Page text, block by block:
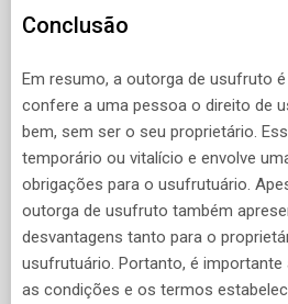
Conclusão
Em resumo, a outorga de usufruto
confere a uma pessoa o direito de
bem, sem ser o seu proprietário.
temporário ou vitalício e envolve
obrigações para o usufrutuário.
outorga de usufruto também
desvantagens tanto para o
usufrutuário. Portanto, é importante
as condições e os termos